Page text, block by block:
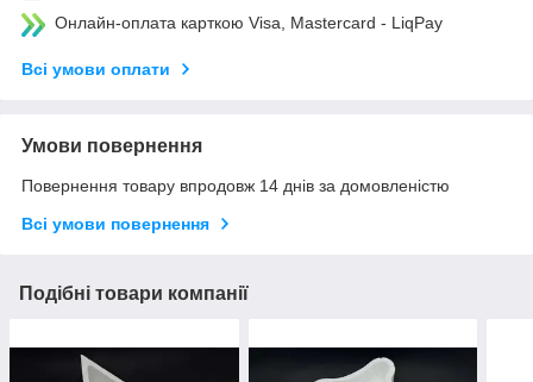
Онлайн-оплата карткою Visa, Mastercard - LiqPay
Всі умови оплати
Умови повернення
Повернення товару впродовж 14 днів за домовленістю
Всі умови повернення
Подібні товари компанії